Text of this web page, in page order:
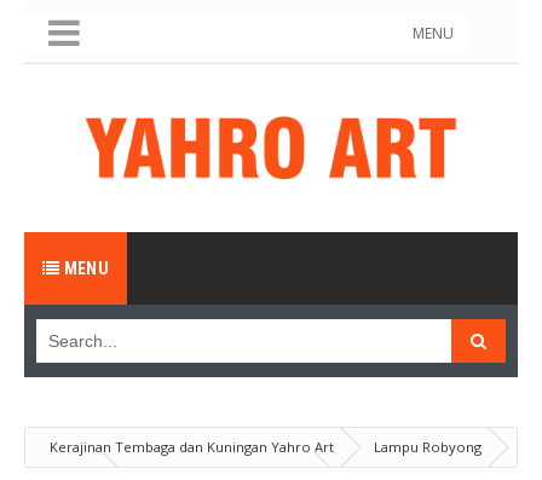
MENU
MENU
Kerajinan Tembaga dan Kuningan Yahro Art
Lampu Robyong
Produk
Lampu Robyong Tembaga